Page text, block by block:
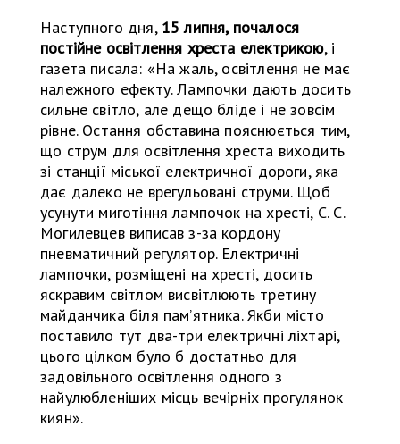
Наступного дня, 15 липня, почалося
постійне освітлення хреста електрикою, і
газета писала: «На жаль, освітлення не має
належного ефекту. Лампочки дають досить
сильне світло, але дещо бліде і не зовсім
рівне. Остання обставина пояснюється тим,
що струм для освітлення хреста виходить
зі станції міської електричної дороги, яка
дає далеко не врегульовані струми. Щоб
усунути миготіння лампочок на хресті, С. С.
Могилевцев виписав з-за кордону
пневматичний регулятор. Електричні
лампочки, розміщені на хресті, досить
яскравим світлом висвітлюють третину
майданчика біля памʼятника. Якби місто
поставило тут два-три електричні ліхтарі,
цього цілком було б достатньо для
задовільного освітлення одного з
найулюбленіших місць вечірніх прогулянок
киян».